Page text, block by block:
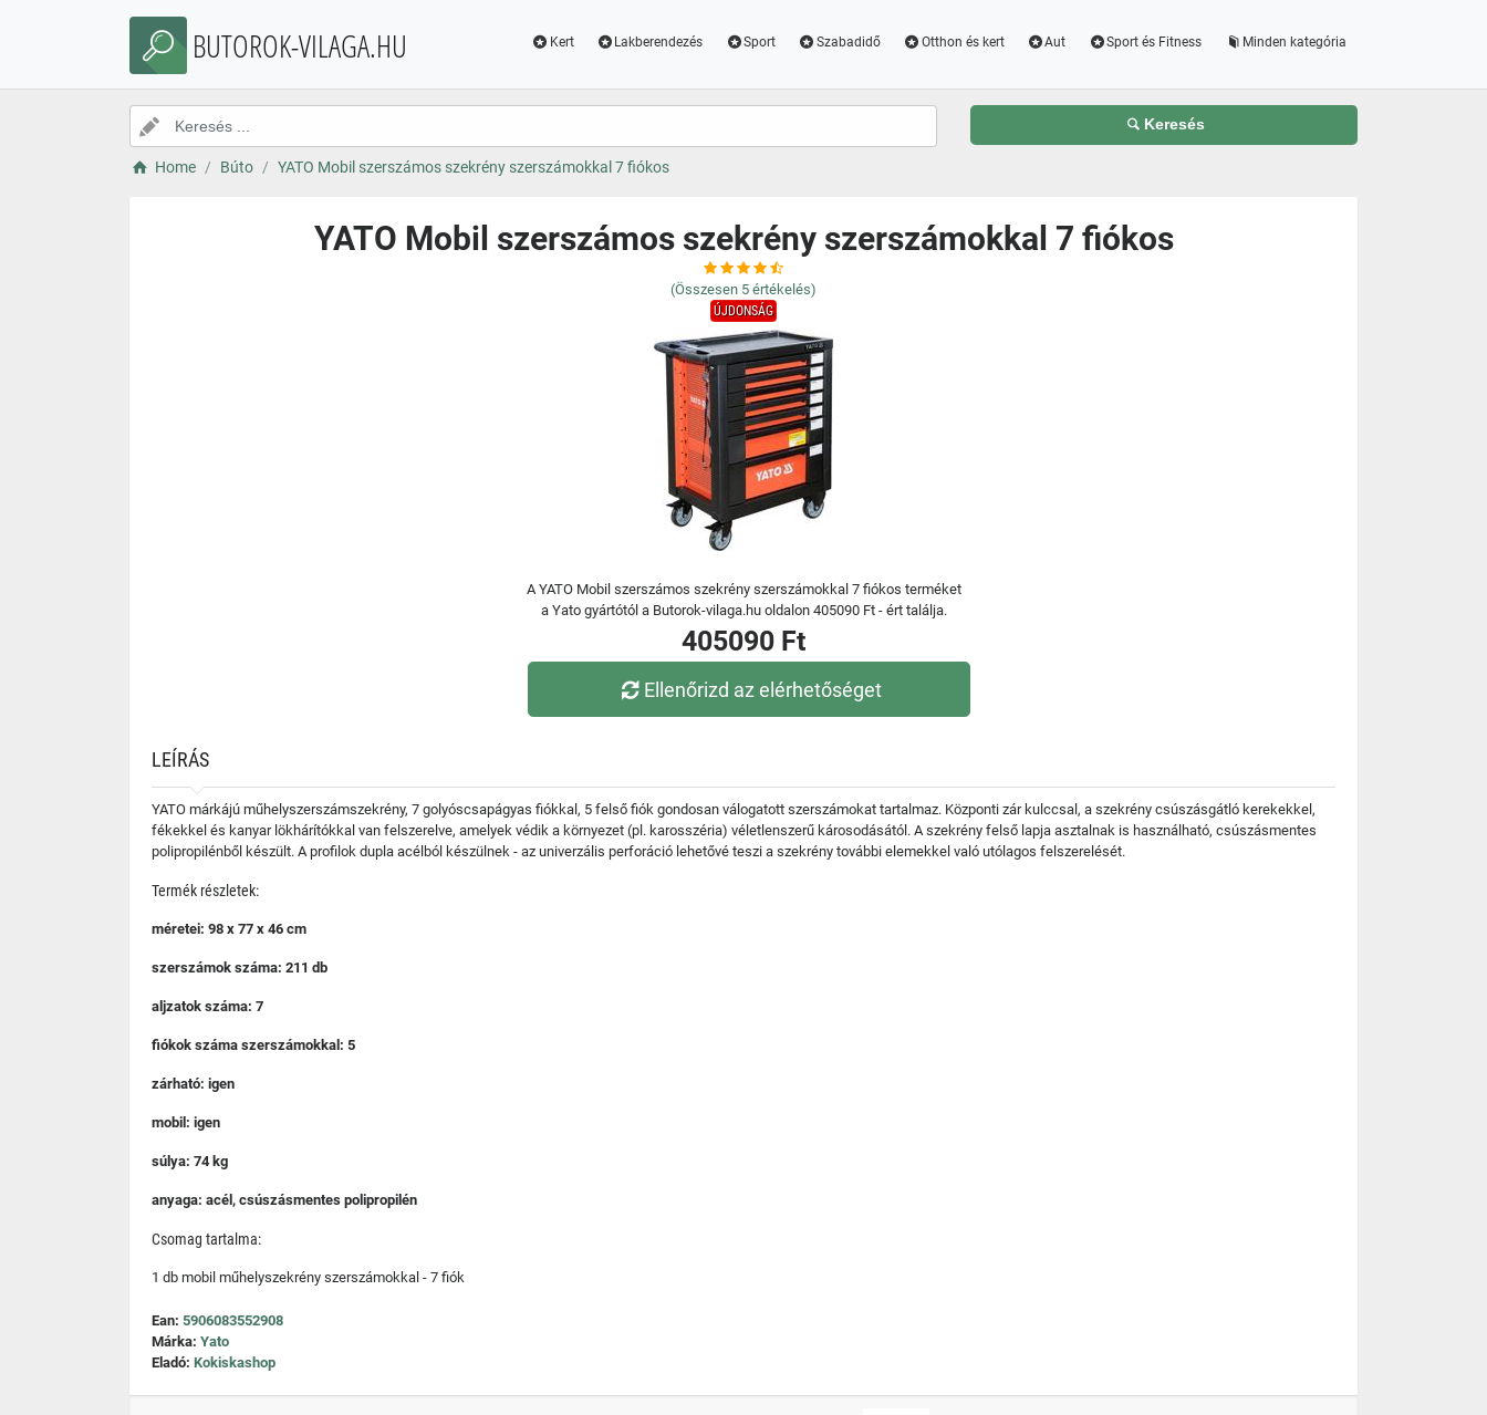
BUTOROK-VILAGA.HU Kert Lakberendezés Sport Szabadidő Otthon és kert Aut Sport és Fitness Minden kategória
Keresés
Home Búto YATO Mobil szerszámos szekrény szerszámokkal 7 fiókos
YATO Mobil szerszámos szekrény szerszámokkal 7 fiókos
(Összesen 5 értékelés)
ÚJDONSÁG
A YATO Mobil szerszámos szekrény szerszámokkal 7 fiókos terméket
a Yato gyártótól a Butorok-vilaga.hu oldalon 405090 Ft - ért találja.
405090 Ft
Ellenőrizd az elérhetőséget
LEÍRÁS
YATO márkájú műhelyszerszámszekrény, 7 golyóscsapágyas fiókkal, 5 felső fiók gondosan válogatott szerszámokat tartalmaz. Központi zár kulccsal, a szekrény csúszásgátló kerekekkel,
fékekkel és kanyar lökhárítókkal van felszerelve, amelyek védik a környezet (pl. karosszéria) véletlenszerű károsodásától. A szekrény felső lapja asztalnak is használható, csúszásmentes
polipropilénből készült. A profilok dupla acélból készülnek - az univerzális perforáció lehetővé teszi a szekrény további elemekkel való utólagos felszerelését.
Termék részletek:
méretei: 98 x 77 x 46 cm
szerszámok száma: 211 db
aljzatok száma: 7
fiókok száma szerszámokkal: 5
zárható: igen
mobil: igen
súlya: 74 kg
anyaga: acél, csúszásmentes polipropilén
Csomag tartalma:
1 db mobil műhelyszekrény szerszámokkal - 7 fiók
Ean: 5906083552908
Márka: Yato
Eladó: Kokiskashop